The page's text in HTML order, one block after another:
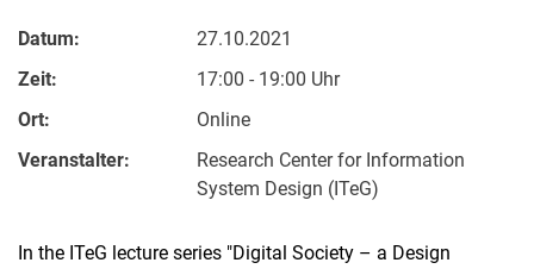
Datum:
27.10.2021
Zeit:
17:00 - 19:00 Uhr
Ort:
Online
Veranstalter:
Research Center for Information
System Design (ITeG)
In the ITeG lecture series "Digital Society – a Design